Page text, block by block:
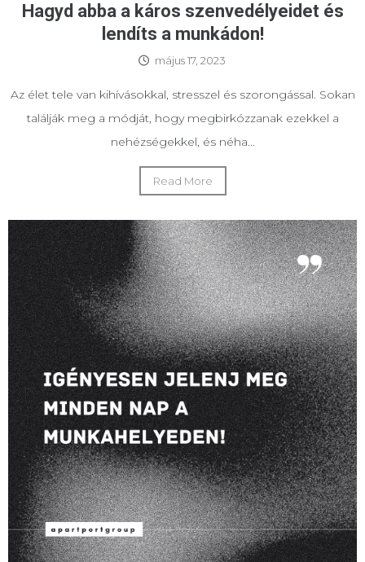
Hagyd abba a káros szenvedélyeidet és
lendíts a munkádon!
május 17, 2023
Az élet tele van kihívásokkal, stresszel és szorongással. Sokan
találják meg a módját, hogy megbirkózzanak ezekkel a
nehézségekkel, és néha...
Read More